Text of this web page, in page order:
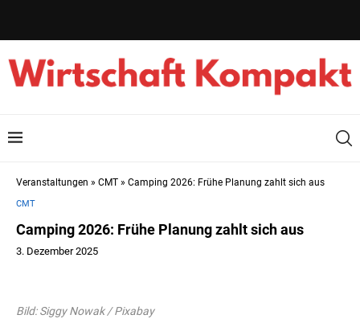
Veranstaltungen » CMT » Camping 2026: Frühe Planung zahlt sich aus
CMT
Camping 2026: Frühe Planung zahlt sich aus
3. Dezember 2025
Bild: Siggy Nowak / Pixabay